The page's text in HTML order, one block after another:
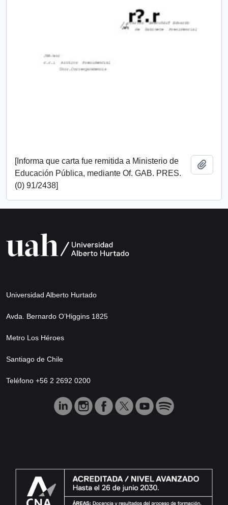
[Informa que carta fue remitida a Ministerio de
Educación Pública, mediante Of. GAB. PRES.
(0) 91/2438]
Universidad Alberto Hurtado
Avda. Bernardo O’Higgins 1825
Metro Los Héroes
Santiago de Chile
Teléfono +56 2 2692 0200